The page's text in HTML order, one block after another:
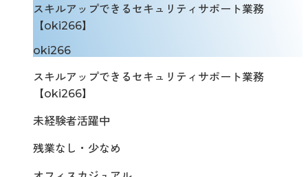
スキルアップできるセキュリティサポート業務
【oki266】
oki266
スキルアップできるセキュリティサポート業務
【oki266】
未経験者活躍中
残業なし・少なめ